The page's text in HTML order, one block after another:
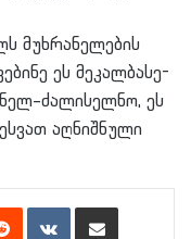
მუხრანელების
ეს მეკალბასე-
ეს
აღნიშნული
Reddit VKontakteShare via Email